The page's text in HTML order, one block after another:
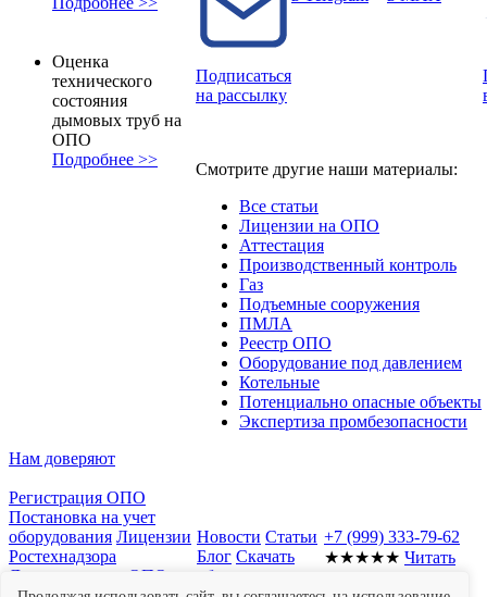
Оценка
технического
состояния
дымовых труб на
ОПО
Подробнее >>
Подписаться
на рассылку
Смотрите другие наши материалы:
Все статьи
Лицензии на ОПО
Аттестация
Производственный контроль
Газ
Подъемные сооружения
ПМЛА
Реестр ОПО
Оборудование под давлением
Котельные
Потенциально опасные объекты
Экспертиза промбезопасности
Нам доверяют
Регистрация ОПО
Постановка на учет
оборудования Лицензии
Ростехнадзора
Документы для ОПО
Новости Статьи
Блог Скачать
образцы
+7 (999) 333-79-62
★★★★★ Читать